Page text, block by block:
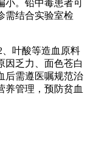
小。铅中毒患者可
需结合实验室检
叶酸等造血原料
因乏力、面色苍白
后需遵医嘱规范治
养管理，预防贫血